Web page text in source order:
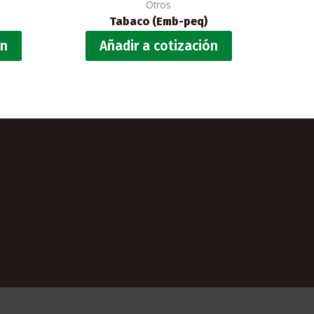
Otros
Tabaco (Emb-peq)
Añadir a cotización